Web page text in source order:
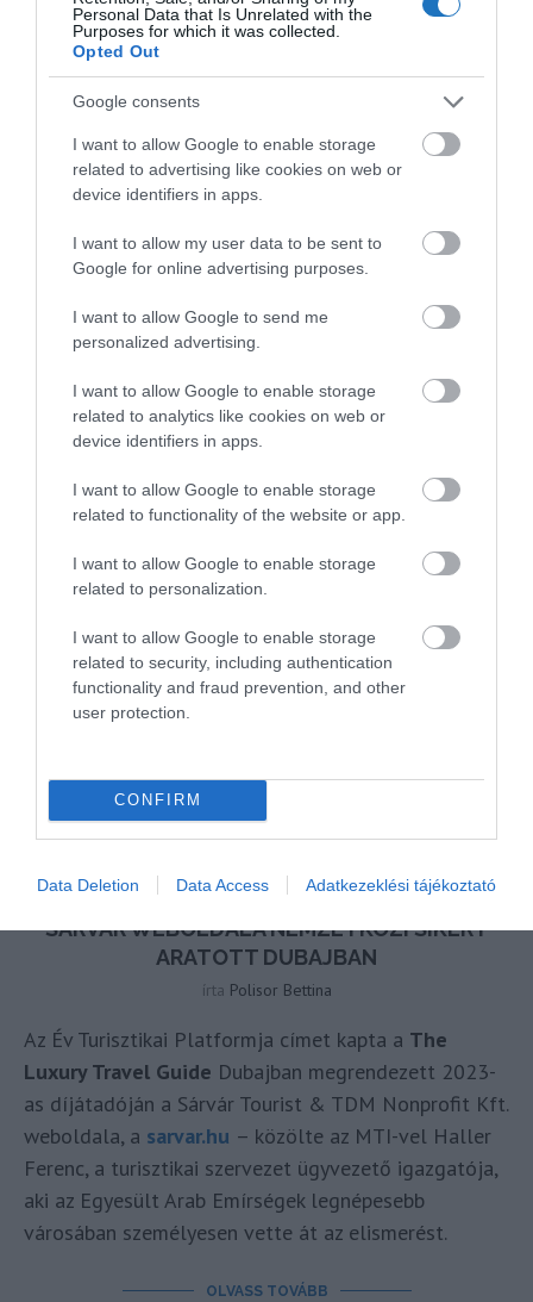
Personal Data that Is Unrelated with the
Purposes for which it was collected.
Opted Out
Google consents
I want to allow Google to enable storage
related to advertising like cookies on web or
device identifiers in apps.
I want to allow my user data to be sent to
Google for online advertising purposes.
I want to allow Google to send me
personalized advertising.
I want to allow Google to enable storage
related to analytics like cookies on web or
device identifiers in apps.
I want to allow Google to enable storage
related to functionality of the website or app.
I want to allow Google to enable storage
related to personalization.
I want to allow Google to enable storage
related to security, including authentication
functionality and fraud prevention, and other
user protection.
CONFIRM
Data Deletion Data Access Adatkezeklési tájékoztató
A FELTÖREKVŐ EMÍRSÉG 7 TIPPJE A
FENNTARTHATÓ UTAZÁSHOZ
Dubajból ide járnak nyaralni, ideje, hogy Te is
megismerd!Rász el-Haima (
hét emírségének az egyike,
az Emirátusok legészakibb részén fekszik, Dubajtól
OLVASS TOVÁBB
SÁRVÁR WEBOLDALA NEMZETKÖZI SIKERT
ARATOTT DUBAJBAN
írta Polisor Bettina
Az Év Turisztikai Platformja címet kapta a The
Luxury Travel Guide Dubajban megrendezett 2023-
as díjátadóján a Sárvár Tourist & TDM Nonprofit Kft.
weboldala, a sarvar.hu – közölte az MTI-vel Haller
Ferenc, a turisztikai szervezet ügyvezető igazgatója,
aki az Egyesült Arab Emírségek legnépesebb
városában személyesen vette át az elismerést.
OLVASS TOVÁBB